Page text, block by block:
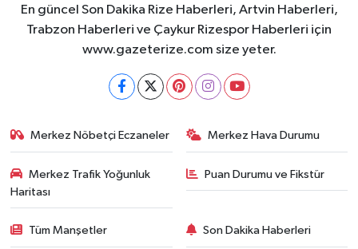
En güncel Son Dakika Rize Haberleri, Artvin Haberleri,
Trabzon Haberleri ve Çaykur Rizespor Haberleri için
www.gazeterize.com size yeter.
Merkez Nöbetçi Eczaneler Merkez Hava Durumu
Merkez Trafik Yoğunluk
Haritası
Puan Durumu ve Fikstür
Tüm Manşetler Son Dakika Haberleri